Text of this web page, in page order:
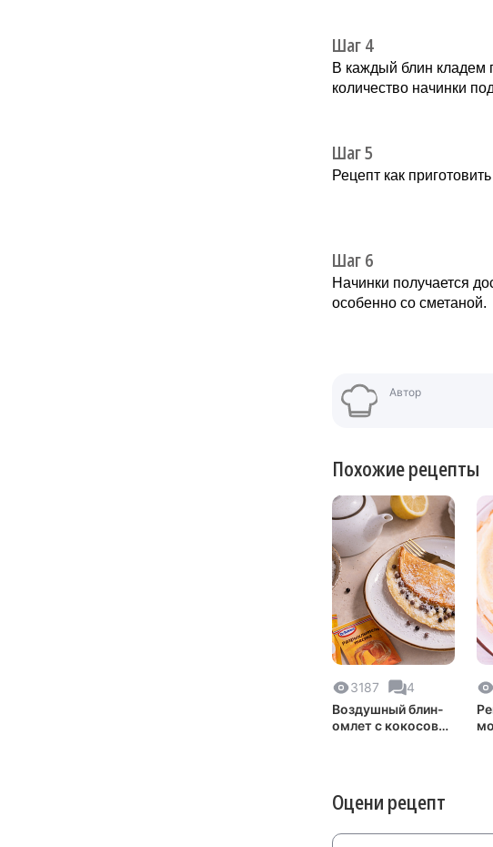
Шаг 4
В каждый блин кладем
количество начинки
Шаг 5
Рецепт как
Шаг 6
Начинки получается
особенно со сметаной.
Автор
Похожие рецепты
3187
4
Воздушный блин-
омлет с кокосовой
Оцени рецепт